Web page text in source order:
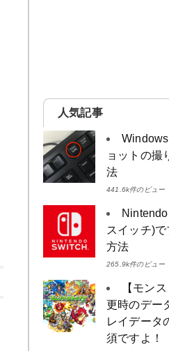
人気記事
ョットの撮
法
441.6k件のビュー
スイッチ)
方法
265.9k件のビュー
【モン
更時のデー
レイデータ
須ですよ！